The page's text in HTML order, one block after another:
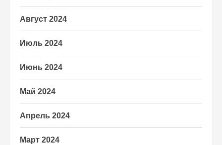
Август 2024
Июль 2024
Июнь 2024
Май 2024
Апрель 2024
Март 2024